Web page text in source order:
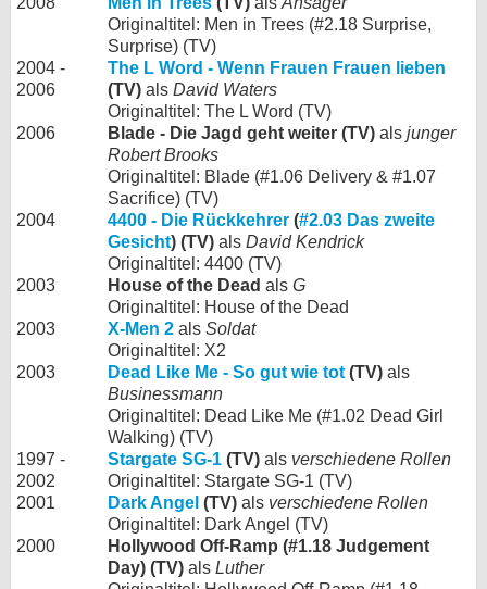
Originaltitel: Men in Trees (#2.18 Surprise,
Surprise) (TV)
2004 -
2006
The L Word - Wenn Frauen Frauen lieben
(TV) als David Waters
Originaltitel: The L Word (TV)
2006
Blade - Die Jagd geht weiter (TV) als junger
Robert Brooks
Originaltitel: Blade (#1.06 Delivery & #1.07
Sacrifice) (TV)
2004
4400 - Die Rückkehrer (#2.03 Das zweite
Gesicht) (TV) als David Kendrick
Originaltitel: 4400 (TV)
2003
House of the Dead als G
Originaltitel: House of the Dead
2003
X-Men 2 als Soldat
Originaltitel: X2
2003
Dead Like Me - So gut wie tot (TV) als
Businessmann
Originaltitel: Dead Like Me (#1.02 Dead Girl
Walking) (TV)
1997 -
2002
Stargate SG-1 (TV) als verschiedene Rollen
Originaltitel: Stargate SG-1 (TV)
2001
Dark Angel (TV) als verschiedene Rollen
Originaltitel: Dark Angel (TV)
2000
Hollywood Off-Ramp (#1.18 Judgement
Day) (TV) als Luther